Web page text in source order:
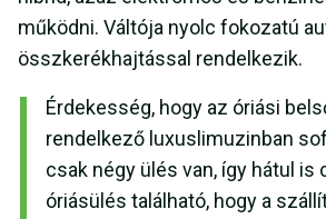
működni. Váltója nyolc fokozatú
összkerékhajtással rendelkezik.
Érdekesség, hogy az óriási
rendelkező luxuslimuzinban
csak négy ülés van, így hátul is
óriásülés található, hogy a